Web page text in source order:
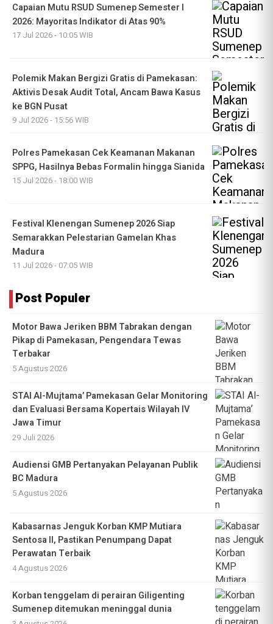
Capaian Mutu RSUD Sumenep Semester I
2026: Mayoritas Indikator di Atas 90%
17 Jul 2026 - 10:05 WIB
Polemik Makan Bergizi Gratis di Pamekasan:
Aktivis Desak Audit Total, Ancam Bawa Kasus
ke BGN Pusat
9 Jul 2026 - 15:56 WIB
Polres Pamekasan Cek Keamanan Makanan
SPPG, Hasilnya Bebas Formalin hingga Sianida
15 Jul 2026 - 18:00 WIB
Festival Klenengan Sumenep 2026 Siap
Semarakkan Pelestarian Gamelan Khas
Madura
11 Jul 2026 - 07:05 WIB
Post Populer
Motor Bawa Jeriken BBM Tabrakan dengan
Pikap di Pamekasan, Pengendara Tewas
Terbakar
5 Agustus 2026
STAI Al-Mujtama’ Pamekasan Gelar Monitoring
dan Evaluasi Bersama Kopertais Wilayah IV
Jawa Timur
29 Juli 2026
Audiensi GMB Pertanyakan Pelayanan Publik
BC Madura
5 Agustus 2026
Kabasarnas Jenguk Korban KMP Mutiara
Sentosa II, Pastikan Penumpang Dapat
Perawatan Terbaik
4 Agustus 2026
Korban tenggelam di perairan Giligenting
Sumenep ditemukan meninggal dunia